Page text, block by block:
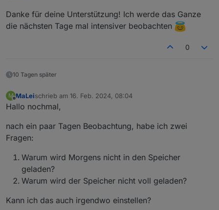
Nachdem du sie eingeschaltet hast, sollte es auch so
Das Nachladen der Notstromreserve kannst du auch ein
Danke für deine Unterstützung! Ich werde das Ganze
die nächsten Tage mal intensiver beobachten
0
10 Tagen später
M
Offline
MaLeischrieb am 16. Feb. 2024, 08:04
zuletzt editiert von
Hallo nochmal,
nach ein paar Tagen Beobachtung, habe ich zwei
Fragen:
Warum wird Morgens nicht in den Speicher
geladen?
Warum wird der Speicher nicht voll geladen?
Kann ich das auch irgendwo einstellen?